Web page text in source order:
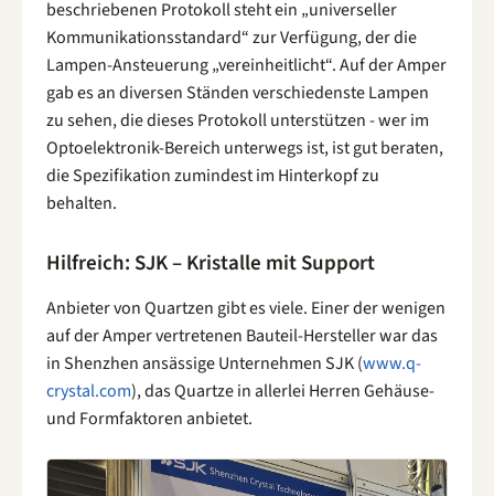
beschriebenen Protokoll steht ein „universeller
Kommunikationsstandard“ zur Verfügung, der die
Lampen-Ansteuerung „vereinheitlicht“. Auf der Amper
gab es an diversen Ständen verschiedenste Lampen
zu sehen, die dieses Protokoll unterstützen - wer im
Optoelektronik-Bereich unterwegs ist, ist gut beraten,
die Spezifikation zumindest im Hinterkopf zu
behalten.
Hilfreich: SJK – Kristalle mit Support
Anbieter von Quartzen gibt es viele. Einer der wenigen
auf der Amper vertretenen Bauteil-Hersteller war das
in Shenzhen ansässige Unternehmen SJK (www.q-
crystal.com), das Quartze in allerlei Herren Gehäuse-
und Formfaktoren anbietet.